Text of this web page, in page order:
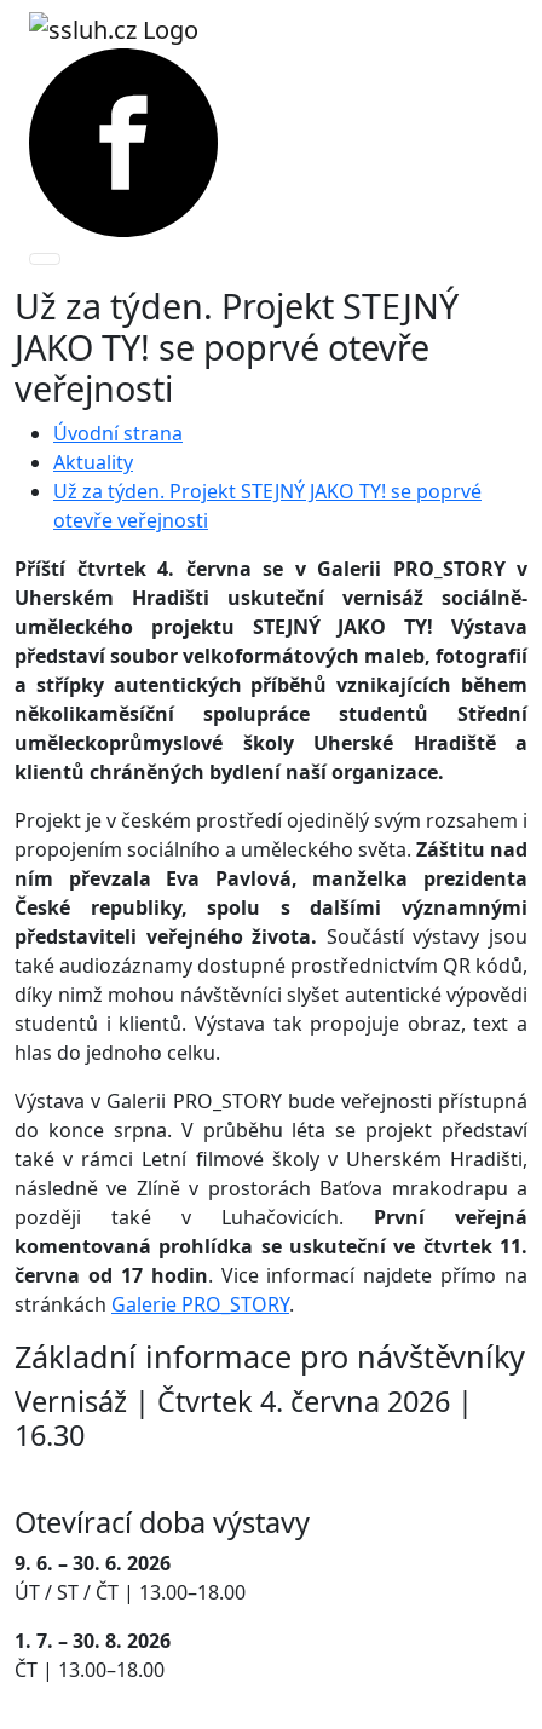
Už za týden. Projekt STEJNÝ
JAKO TY! se poprvé otevře
veřejnosti
Úvodní strana
Aktuality
Už za týden. Projekt STEJNÝ JAKO TY! se poprvé
otevře veřejnosti
Příští čtvrtek 4. června se v Galerii PRO_STORY v
Uherském Hradišti uskuteční vernisáž sociálně-
uměleckého projektu STEJNÝ JAKO TY! Výstava
představí soubor velkoformátových maleb, fotografií
a střípky autentických příběhů vznikajících během
několikaměsíční spolupráce studentů Střední
uměleckoprůmyslové školy Uherské Hradiště a
klientů chráněných bydlení naší organizace.
Projekt je v českém prostředí ojedinělý svým rozsahem i
propojením sociálního a uměleckého světa. Záštitu nad
ním převzala Eva Pavlová, manželka prezidenta
České republiky, spolu s dalšími významnými
představiteli veřejného života. Součástí výstavy jsou
také audiozáznamy dostupné prostřednictvím QR kódů,
díky nimž mohou návštěvníci slyšet autentické výpovědi
studentů i klientů. Výstava tak propojuje obraz, text a
hlas do jednoho celku.
Výstava v Galerii PRO_STORY bude veřejnosti přístupná
do konce srpna. V průběhu léta se projekt představí
také v rámci Letní filmové školy v Uherském Hradišti,
následně ve Zlíně v prostorách Baťova mrakodrapu a
později také v Luhačovicích. První veřejná
komentovaná prohlídka se uskuteční ve čtvrtek 11.
června od 17 hodin. Vice informací najdete přímo na
stránkách Galerie PRO_STORY.
Základní informace pro návštěvníky
Vernisáž | Čtvrtek 4. června 2026 |
16.30
Otevírací doba výstavy
9. 6. – 30. 6. 2026
ÚT / ST / ČT | 13.00–18.00
1. 7. – 30. 8. 2026
ČT | 13.00–18.00